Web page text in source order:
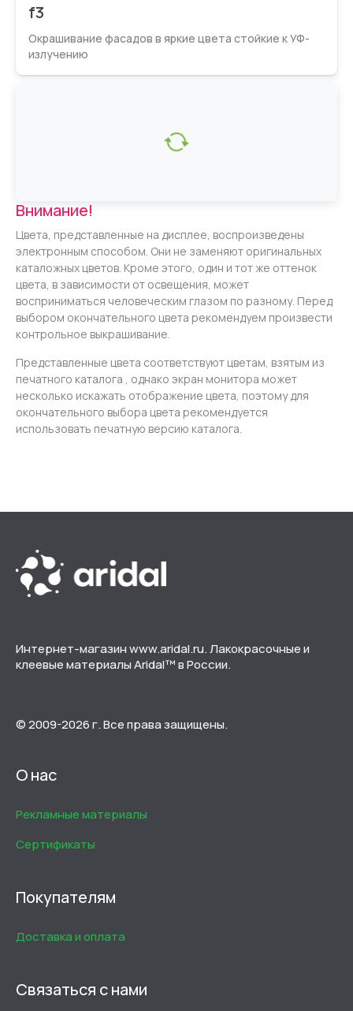
f3
Окрашивание фасадов в яркие цвета стойкие к УФ-
излучению
Внимание!
Цвета, представленные на дисплее, воспроизведены
электронным способом. Они не заменяют оригинальных
каталожных цветов. Кроме этого, один и тот же оттенок
цвета, в зависимости от освещения, может
восприниматься человеческим глазом по разному. Перед
выбором окончательного цвета рекомендуем произвести
контрольное выкрашивание.
Представленные цвета соответствуют цветам, взятым из
печатного каталога , однако экран монитора может
несколько искажать отображение цвета, поэтому для
окончательного выбора цвета рекомендуется
использовать печатную версию каталога.
Интернет-магазин www.aridal.ru. Лакокрасочные и
клеевые материалы Aridal™ в России.
© 2009-2026 г. Все права защищены.
О нас
Рекламные материалы
Сертификаты
Покупателям
Доставка и оплата
Связаться с нами